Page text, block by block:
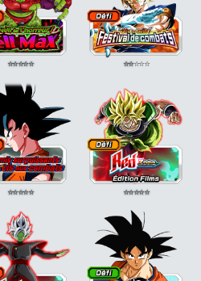
⭐⭐⭐⭐⭐ ⭐⭐⭐⭐⭐
⭐⭐⭐⭐⭐ ⭐⭐⭐⭐⭐